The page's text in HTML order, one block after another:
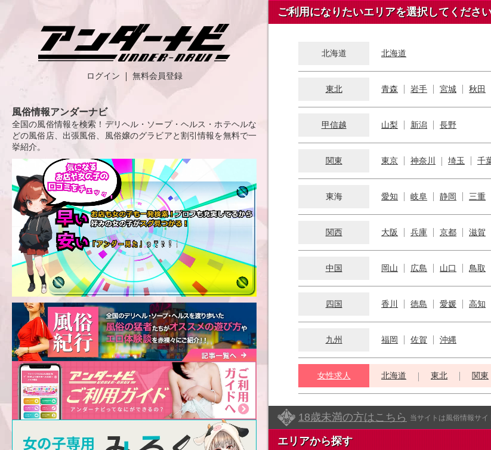
ログイン 無料会員登録
風俗情報アンダーナビ
全国の風俗情報を検索！デリヘル・ソープ・ヘルス・ホテヘルな
どの風俗店、出張風俗、風俗嬢のグラビアと割引情報を無料で一
挙紹介。
ご利用になりたいエリアを選択してくださ
北海道 北海道
東北 青森 岩手 宮城 秋田
甲信越 山梨 新潟 長野
関東 東京 神奈川 埼玉 千
東海 愛知 岐阜 静岡 三重
関西 大阪 兵庫 京都 滋賀
中国 岡山 広島 山口 鳥取
四国 香川 徳島 愛媛 高知
九州 福岡 佐賀 沖縄
女性求人 北海道 東北 関東
18歳未満の方はこちら 当サイトは風俗情報サイ
エリアから探す